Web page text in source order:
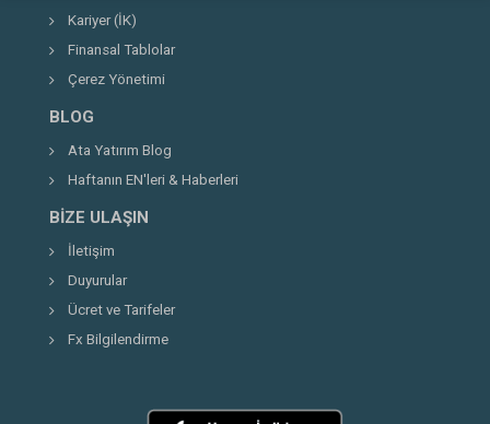
Kariyer (İK)
Finansal Tablolar
Çerez Yönetimi
BLOG
Ata Yatırım Blog
Haftanın EN'leri & Haberleri
BIZE ULAŞIN
İletişim
Duyurular
Ücret ve Tarifeler
Fx Bilgilendirme